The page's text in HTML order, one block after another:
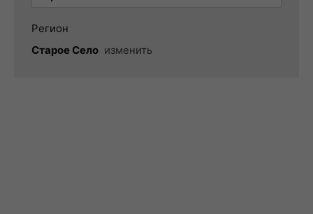
Регион
Старое Село изменить